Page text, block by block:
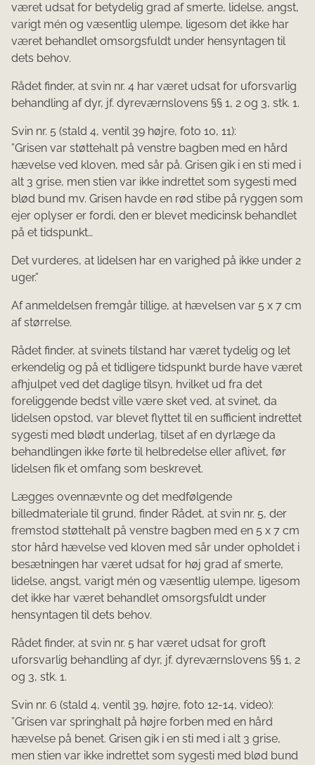
været udsat for betydelig grad af smerte, lidelse, angst,
varigt mén og væsentlig ulempe, ligesom det ikke har
været behandlet omsorgsfuldt under hensyntagen til
dets behov.
Rådet finder, at svin nr. 4 har været udsat for uforsvarlig
behandling af dyr, jf. dyreværnslovens §§ 1, 2 og 3, stk. 1.
Svin nr. 5 (stald 4, ventil 39 højre, foto 10, 11):
”Grisen var støttehalt på venstre bagben med en hård
hævelse ved kloven, med sår på. Grisen gik i en sti med i
alt 3 grise, men stien var ikke indrettet som sygesti med
blød bund mv. Grisen havde en rød stibe på ryggen som
ejer oplyser er fordi, den er blevet medicinsk behandlet
på et tidspunkt…
Det vurderes, at lidelsen har en varighed på ikke under 2
uger.”
Af anmeldelsen fremgår tillige, at hævelsen var 5 x 7 cm
af størrelse.
Rådet finder, at svinets tilstand har været tydelig og let
erkendelig og på et tidligere tidspunkt burde have været
afhjulpet ved det daglige tilsyn, hvilket ud fra det
foreliggende bedst ville være sket ved, at svinet, da
lidelsen opstod, var blevet flyttet til en sufficient indrettet
sygesti med blødt underlag, tilset af en dyrlæge da
behandlingen ikke førte til helbredelse eller aflivet, før
lidelsen fik et omfang som beskrevet.
Lægges ovennævnte og det medfølgende
billedmateriale til grund, finder Rådet, at svin nr. 5, der
fremstod støttehalt på venstre bagben med en 5 x 7 cm
stor hård hævelse ved kloven med sår under opholdet i
besætningen har været udsat for høj grad af smerte,
lidelse, angst, varigt mén og væsentlig ulempe, ligesom
det ikke har været behandlet omsorgsfuldt under
hensyntagen til dets behov.
Rådet finder, at svin nr. 5 har været udsat for groft
uforsvarlig behandling af dyr, jf. dyreværnslovens §§ 1, 2
og 3, stk. 1.
Svin nr. 6 (stald 4, ventil 39, højre, foto 12-14, video):
”Grisen var springhalt på højre forben med en hård
hævelse på benet. Grisen gik i en sti med i alt 3 grise,
men stien var ikke indrettet som sygesti med blød bund